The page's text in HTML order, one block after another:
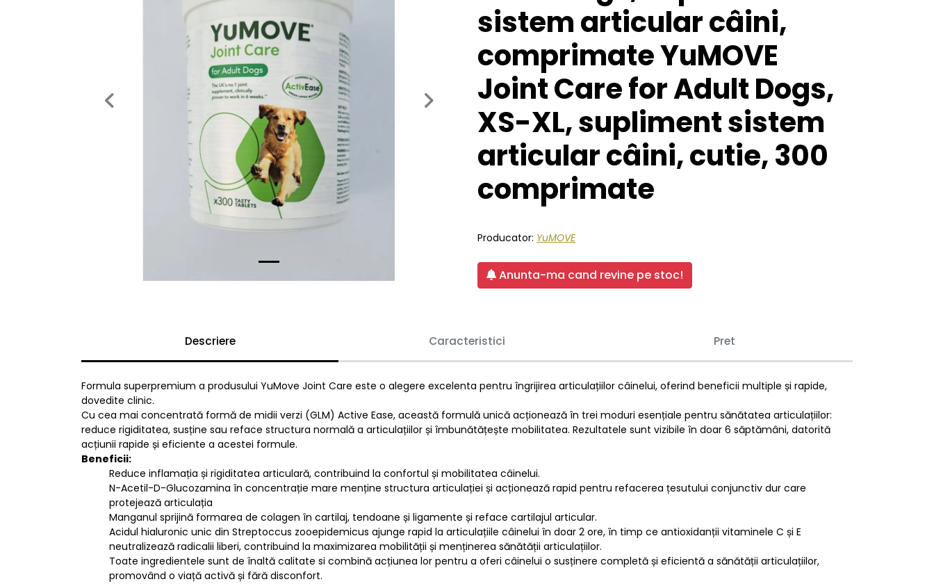
Previous Next
sistem articular câini,
comprimate YuMOVE
Joint Care for Adult Dogs,
XS-XL, supliment sistem
articular câini, cutie, 300
comprimate
Producator: YuMOVE
Anunta-ma cand revine pe stoc!
Descriere Caracteristici Pret
Formula superpremium a produsului YuMove Joint Care este o alegere excelenta pentru îngrijirea articulațiilor câinelui, oferind beneficii multiple și rapide,
dovedite clinic.
Cu cea mai concentrată formă de midii verzi (GLM) Active Ease, această formulă unică acționează în trei moduri esențiale pentru sănătatea articulațiilor:
reduce rigiditatea, susține sau reface structura normală a articulațiilor și îmbunătățește mobilitatea. Rezultatele sunt vizibile în doar 6 săptămâni, datorită
acțiunii rapide și eficiente a acestei formule.
Beneficii:
Reduce inflamația și rigiditatea articulară, contribuind la confortul și mobilitatea câinelui.
N-Acetil-D-Glucozamina în concentrație mare menține structura articulației și acționează rapid pentru refacerea țesutului conjunctiv dur care
protejează articulația
Manganul sprijină formarea de colagen în cartilaj, tendoane și ligamente și reface cartilajul articular.
Acidul hialuronic unic din Streptoccus zooepidemicus ajunge rapid la articulațiile câinelui în doar 2 ore, în timp ce antioxidanții vitaminele C și E
neutralizează radicalii liberi, contribuind la maximizarea mobilității și menținerea sănătății articulațiilor.
Toate ingredientele sunt de înaltă calitate si combină acțiunea lor pentru a oferi câinelui o susținere completă și eficientă a sănătății articulațiilor,
promovând o viață activă și fără disconfort.